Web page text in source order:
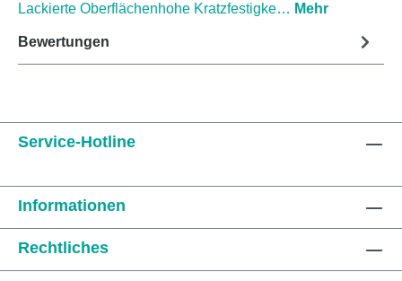
Lackierte Oberflächenhohe Kratzfestigke… Mehr
Bewertungen
Service-Hotline
Informationen
Rechtliches